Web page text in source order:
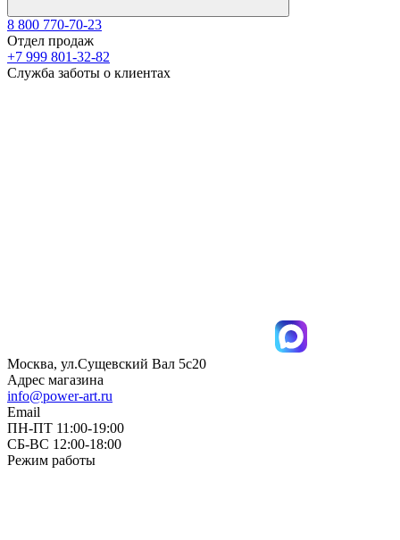
8 800 770-70-23
Отдел продаж
+7 999 801-32-82
Служба заботы о клиентах
Москва, ул.Сущевский Вал 5с20
Адрес магазина
info@power-art.ru
Email
ПН-ПТ 11:00-19:00
СБ-ВС 12:00-18:00
Режим работы